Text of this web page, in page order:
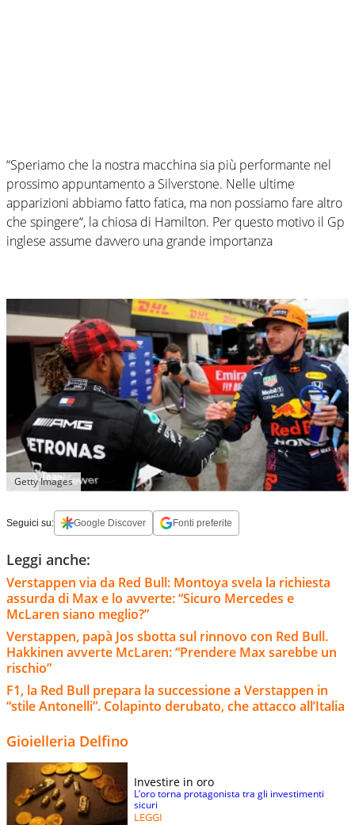
“Speriamo che la nostra macchina sia più performante nel
prossimo appuntamento a Silverstone. Nelle ultime
apparizioni abbiamo fatto fatica, ma non possiamo fare altro
che spingere“, la chiosa di Hamilton. Per questo motivo il Gp
inglese assume davvero una grande importanza
Getty Images
Seguici su: Google Discover Fonti preferite
Leggi anche:
Verstappen via da Red Bull: Montoya svela la richiesta
assurda di Max e lo avverte: “Sicuro Mercedes e
McLaren siano meglio?”
Verstappen, papà Jos sbotta sul rinnovo con Red Bull.
Hakkinen avverte McLaren: “Prendere Max sarebbe un
rischio”
F1, la Red Bull prepara la successione a Verstappen in
“stile Antonelli”. Colapinto derubato, che attacco all’Italia
Gioielleria Delfino
Investire in oro
L’oro torna protagonista tra gli investimenti
sicuri
LEGGI